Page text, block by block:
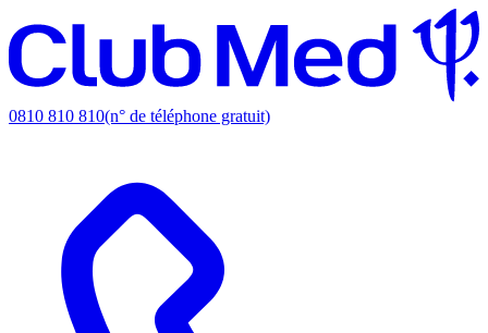
0810 810 810(n° de téléphone gratuit)